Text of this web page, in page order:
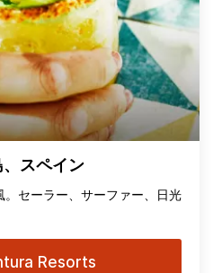
スペイン
。セーラー、サーファー、日光
Resorts